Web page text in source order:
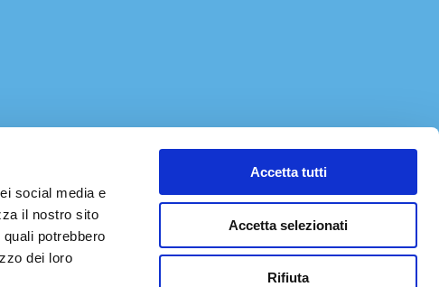
social media e
il nostro sito
potrebbero
dei loro
Accetta tutti
Accetta selezionati
Rifiuta